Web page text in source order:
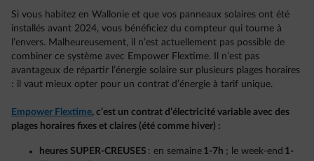
Si vous habitez en Wallonie et que vos panneaux solaires ont été
installés avant 2024, vous bénéficiez du compteur qui tourne à
l’envers. Malheureusement, il n’est actuellement pas possible de
combiner ce système avec Empower Flextime. Il n’est pas
avantageux de répartir l’énergie solaire sur plusieurs plages horaires
: il vaut mieux opter pour un contrat d’énergie à tarif unique.
Empower Flextime, c’est un contrat d’électricité variable avec des
plages horaires fixes et claires (été comme hiver) :
heures SUPER-CREUSES : en semaine 1-7h ; le week-end 1-